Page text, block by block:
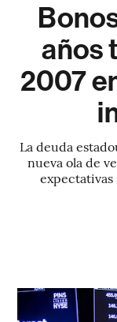
años
2007
La deuda
nueva ola de